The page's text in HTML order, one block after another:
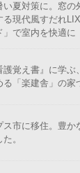
い夏対策に。窓の
る現代風すだれ
」で室内を快適に
護覚え書』に学ぶ
る「楽建舎」の家
ス市に移住。豊か
。